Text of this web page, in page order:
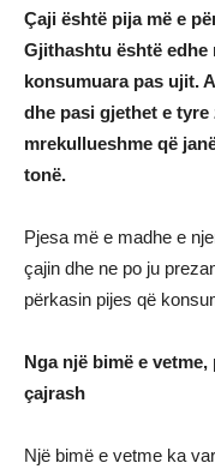
Çaji është pija më e
Gjithashtu është edhe
konsumuara pas ujit.
dhe pasi gjethet e
mrekullueshme që
tonë.
Pjesa më e madhe e
çajin dhe ne po ju
përkasin pijes që
Nga një bimë e
çajrash
Një bimë e vetme ka